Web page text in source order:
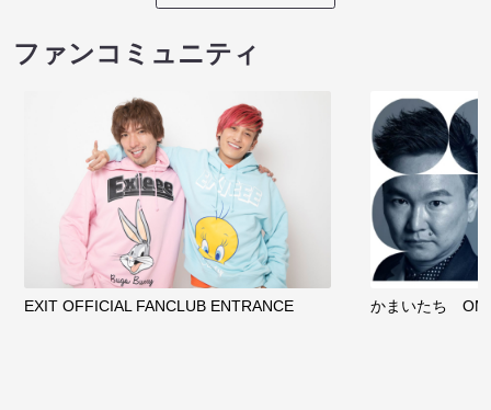
ファンコミュニティ
EXIT OFFICIAL FANCLUB ENTRANCE かまいたち